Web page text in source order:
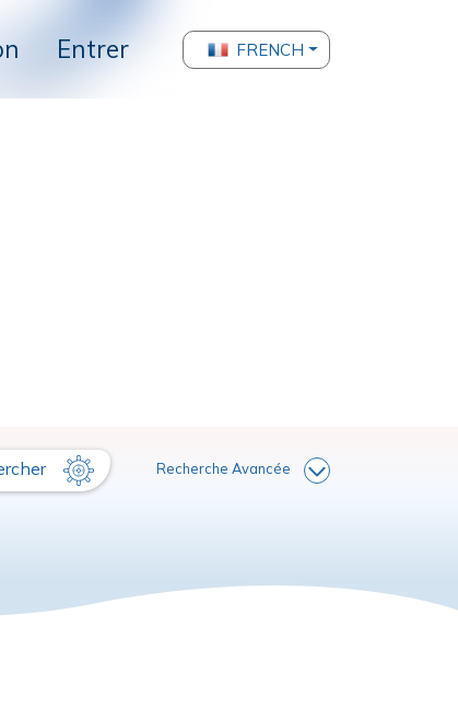
Entrer FRENCH
Recherche Avancée